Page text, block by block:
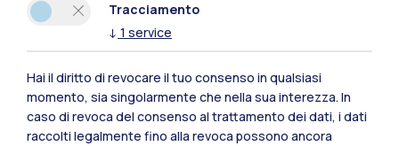
Residenze
Tracciamento
↓ 1 service
Hai il diritto di revocare il tuo consenso in qualsiasi
momento, sia singolarmente che nella sua interezza. In
caso di revoca del consenso al trattamento dei dati, i dati
raccolti legalmente fino alla revoca possono ancora